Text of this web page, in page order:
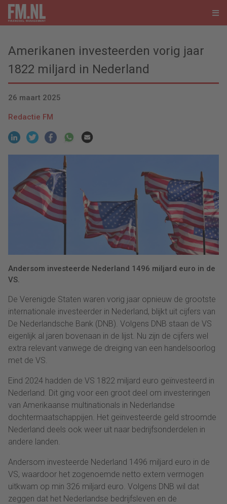
Amerikanen investeerden vorig jaar
1822 miljard in Nederland
26 maart 2025
Redactie FM
Andersom investeerde Nederland 1496 miljard euro in de
VS.
De Verenigde Staten waren vorig jaar opnieuw de grootste
internationale investeerder in Nederland, blijkt uit cijfers van
De Nederlandsche Bank (DNB). Volgens DNB staan de VS
eigenlijk al jaren bovenaan in de lijst. Nu zijn de cijfers wel
extra relevant vanwege de dreiging van een handelsoorlog
met de VS.
Eind 2024 hadden de VS 1822 miljard euro geïnvesteerd in
Nederland. Dit ging voor een groot deel om investeringen
van Amerikaanse multinationals in Nederlandse
dochtermaatschappijen. Het geïnvesteerde geld stroomde
Nederland deels ook weer uit naar bedrijfsonderdelen in
andere landen.
Andersom investeerde Nederland 1496 miljard euro in de
VS, waardoor het zogenoemde netto extern vermogen
uitkwam op min 326 miljard euro. Volgens DNB wil dat
zeggen dat het Nederlandse bedrijfsleven en de